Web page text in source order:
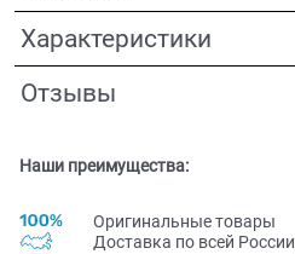
Характеристики
Отзывы
Наши преимущества:
Оригинальные товары
Доставка по всей Pоссии